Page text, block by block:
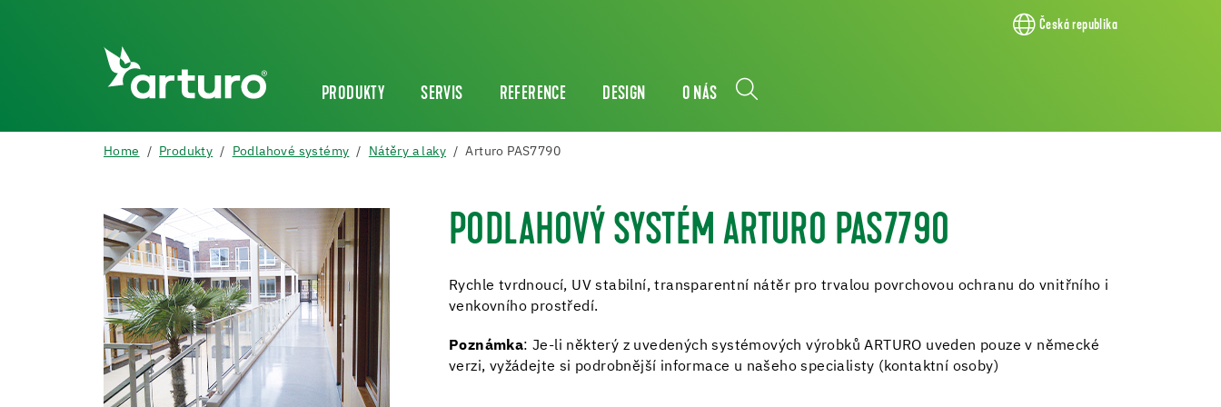
Česká republika
PRODUKTY SERVIS REFERENCE DESIGN O NÁS
Home Produkty Podlahové systémy Nátěry a laky Arturo PAS7790
PODLAHOVÝ SYSTÉM ARTURO PAS7790
Rychle tvrdnoucí, UV stabilní, transparentní nátěr pro trvalou povrchovou ochranu do vnitřního i
venkovního prostředí.
Poznámka: Je-li některý z uvedených systémových výrobků ARTURO uveden pouze v německé
verzi, vyžádejte si podrobnější informace u našeho specialisty (kontaktní osoby)